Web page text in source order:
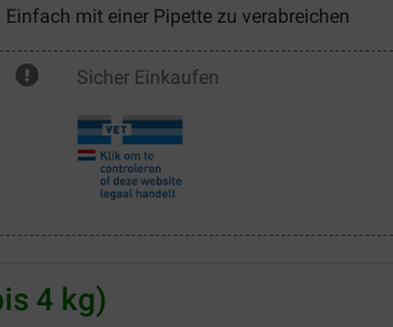
Einfach mit einer Pipette zu verabreichen
Sicher Einkaufen
4 kg)